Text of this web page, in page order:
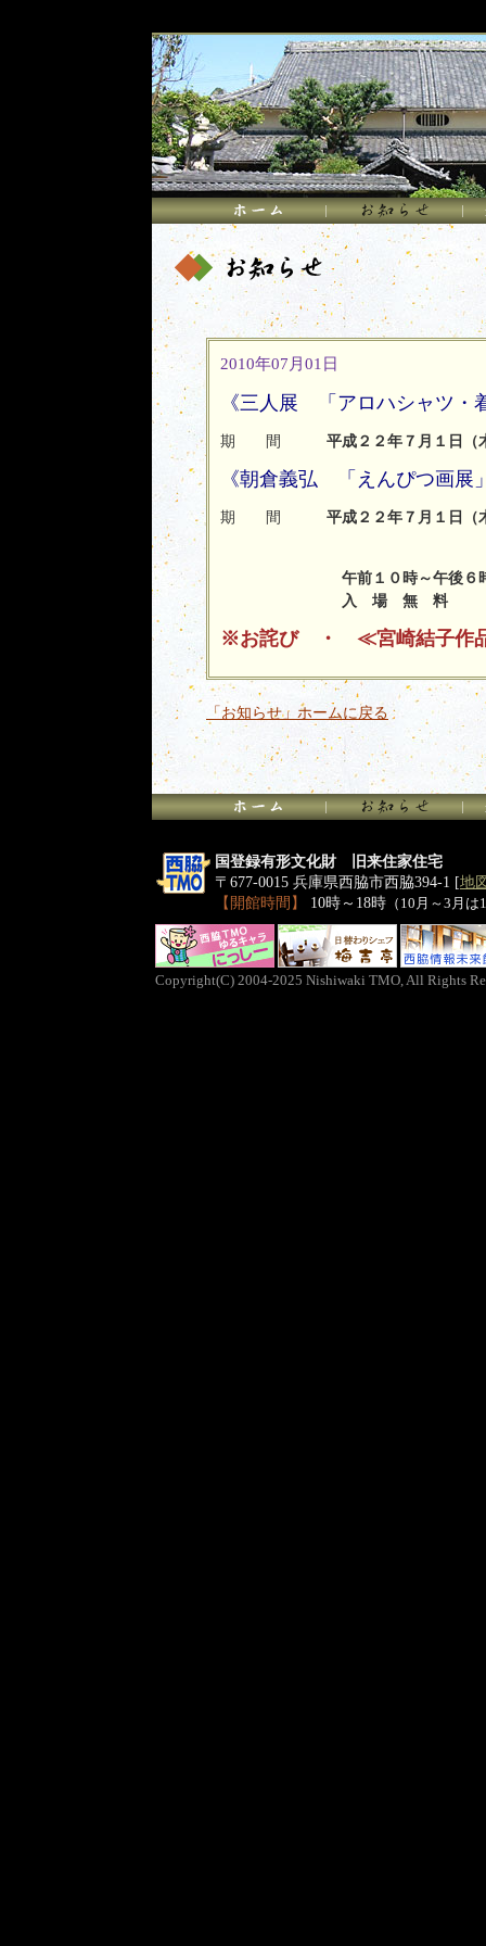
2010年07月01日
《三人展 「アロハシャツ・
期 間 平成２２年７月１日（
《朝倉義弘 「えんぴつ画展
期 間 平成２２年７月１日（
午前１０時～午後６
入 場 無 料
※お詫び ・ ≪宮崎結子作品
「お知らせ」ホームに戻る
国登録有形文化財 旧来住家住宅
〒677-0015 兵庫県西脇市西脇394-1 [地
【開館時間】
10時～18時 （10月～3月
Copyright(C) 2004-2025 Nishiwaki TMO, All Rights